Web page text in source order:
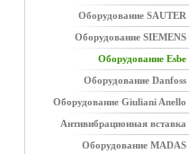
Оборудование SAUTER
Оборудование SIEMENS
Оборудование Esbe
Оборудование Danfoss
Оборудование Giuliani Anello
Антивибрационная вставка
Оборудование MADAS